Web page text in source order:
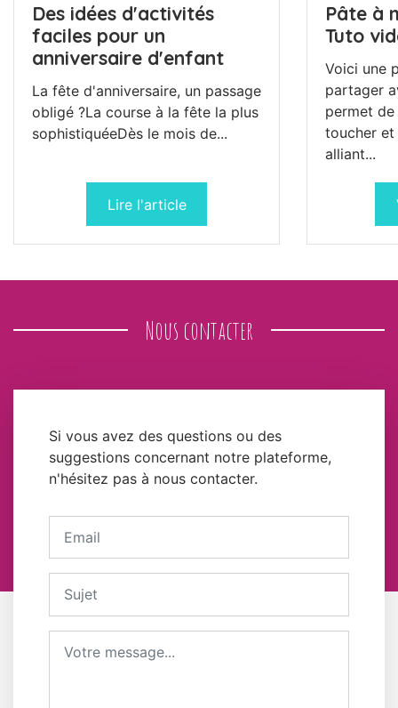
Des idées d'activités
faciles pour un
anniversaire d'enfant
La fête d'anniversaire, un passage
obligé ?La course à la fête la plus
sophistiquéeDès le mois de...
Lire l'article
Pâte à
Tuto
Voici une
partager
permet
toucher
alliant...
Nous contacter
Si vous avez des questions ou des
suggestions concernant notre plateforme,
n'hésitez pas à nous contacter.